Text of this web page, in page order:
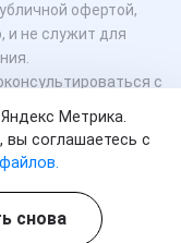
офертой,
и не служит для
с
медицинскими
Метрика.
вы соглашаетесь с
снова